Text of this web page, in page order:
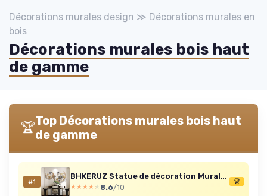
Décorations murales design ≫ Décorations murales en
bois
Décorations murales bois haut
de gamme
🏆Top Décorations murales bois haut
de gamme
#1
BHKERUZ Statue de décoration Murale de Feuille de Ginkgo en Fer forgé Moderne, Maison Salon Mur Artisanat entrée Couloir décoration Murale Ornement,110 * 67cm
★★★★★
★★★★★ 8.6/10
🏆